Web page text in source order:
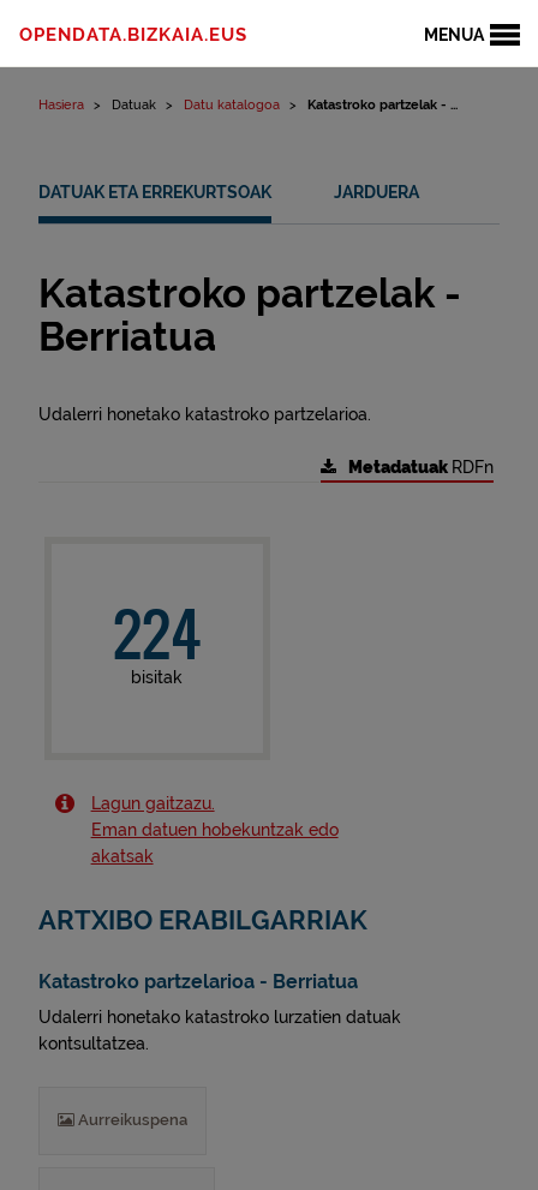
MENUA
OPENDATA.BIZKAIA.EUS
Hasiera Datuak Datu katalogoa Katastroko partzelak - ...
DATUAK ETA ERREKURTSOAK JARDUERA
Katastroko partzelak -
Berriatua
Udalerri honetako katastroko partzelarioa.
Metadatuak RDFn
224
bisitak
Lagun gaitzazu.
Eman datuen hobekuntzak edo
akatsak
ARTXIBO ERABILGARRIAK
Katastroko partzelarioa - Berriatua
Udalerri honetako katastroko lurzatien datuak
kontsultatzea.
Aurreikuspena